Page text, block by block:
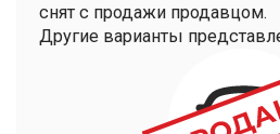
снят с продажи продавцом.
Другие варианты